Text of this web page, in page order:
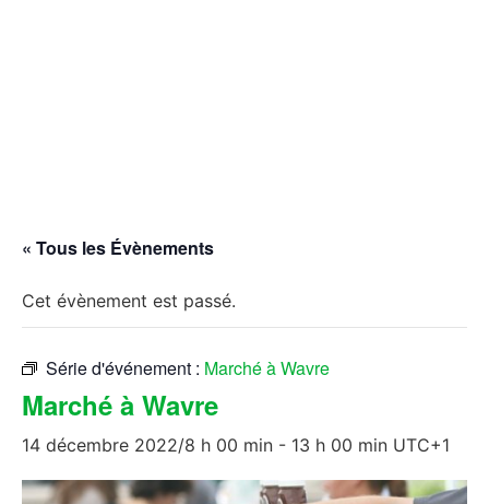
« Tous les Évènements
Cet évènement est passé.
Série d'événement : Marché à Wavre
Marché à Wavre
14 décembre 2022/8 h 00 min - 13 h 00 min UTC+1